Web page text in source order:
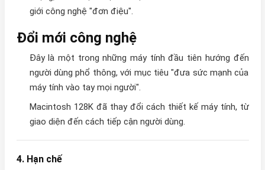
giới công nghệ "đơn điệu".
Đổi mới công nghệ
Đây là một trong những máy tính đầu tiên hướng đến
người dùng phổ thông, với mục tiêu "đưa sức mạnh của
máy tính vào tay mọi người".
Macintosh 128K đã thay đổi cách thiết kế máy tính, từ
giao diện đến cách tiếp cận người dùng.
4. Hạn chế